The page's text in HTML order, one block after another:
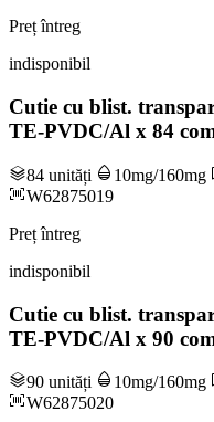
Preț întreg
indisponibil
Cutie cu blist.
TE-PVDC/Al x 84
84 unități 10mg/160mg
W62875019
Preț întreg
indisponibil
Cutie cu blist.
TE-PVDC/Al x 90
90 unități 10mg/160mg
W62875020